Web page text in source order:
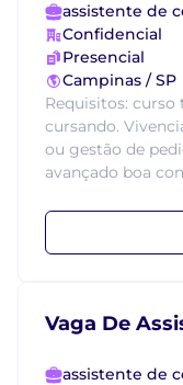
assistente de
Confidencial
Presencial
Campinas / SP
Requisitos:
cursando.
ou gestão de
avançado boa
Vaga De
assistente de